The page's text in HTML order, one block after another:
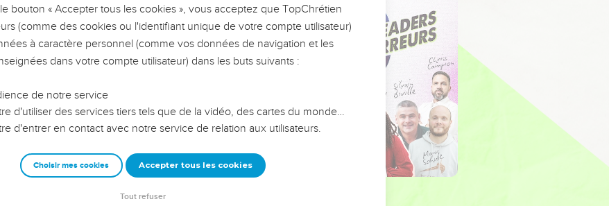
LES VOTRES ?
leur impact, leur foi ou leur vision. Mais on voit
qu'ils ont traversés, alors même que ce sont
reviennent sur les erreurs
avec plus de sagesse afin que leurs erreurs
une équipe, un groupe ou une famille,
bouton « Accepter tous les cookies », vous acceptez que TopChrétien
(comme des cookies ou l'identifiant unique de votre compte utilisateur)
à caractère personnel (comme vos données de navigation et les
dans votre compte utilisateur) dans les buts suivants :
de notre service
d'utiliser des services tiers tels que de la vidéo, des cartes du monde…
d'entrer en contact avec notre service de relation aux utilisateurs.
Choisir mes cookies Accepter tous les cookies
Tout refuser